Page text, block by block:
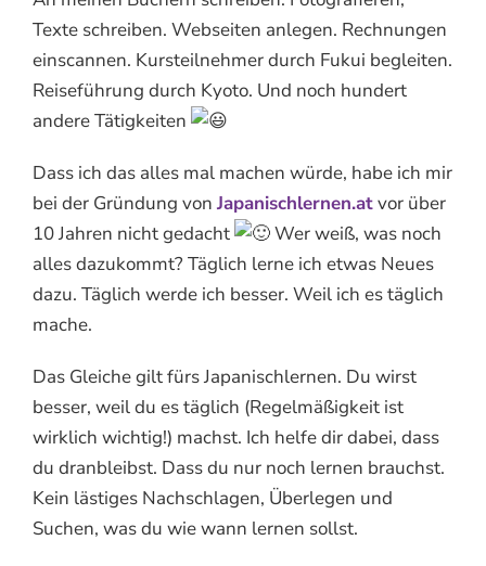
Texte schreiben. Webseiten anlegen. Rechnungen
einscannen. Kursteilnehmer durch Fukui begleiten.
Reiseführung durch Kyoto. Und noch hundert
andere Tätigkeiten
Dass ich das alles mal machen würde, habe ich mir
bei der Gründung von Japanischlernen.atvor über
10 Jahren nicht gedacht
Wer weiß, was noch
alles dazukommt? Täglich lerne ich etwas Neues
dazu. Täglich werde ich besser. Weil ich es täglich
mache.
Das Gleiche gilt fürs Japanischlernen. Du wirst
besser, weil du es täglich (Regelmäßigkeit ist
wirklich wichtig!) machst. Ich helfe dir dabei, dass
du dranbleibst. Dass du nur noch lernen brauchst.
Kein lästiges Nachschlagen, Überlegen und
Suchen, was du wie wann lernen sollst.